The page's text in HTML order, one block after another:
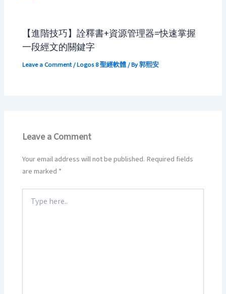
【進階技巧】詮釋書+資源管理器=快速掌握
一段經文的關鍵字
Leave a Comment/Logos 8 聖經軟體/ By郭熙安
Leave a Comment
Your email address will not be published. Required fields
are marked *
here..